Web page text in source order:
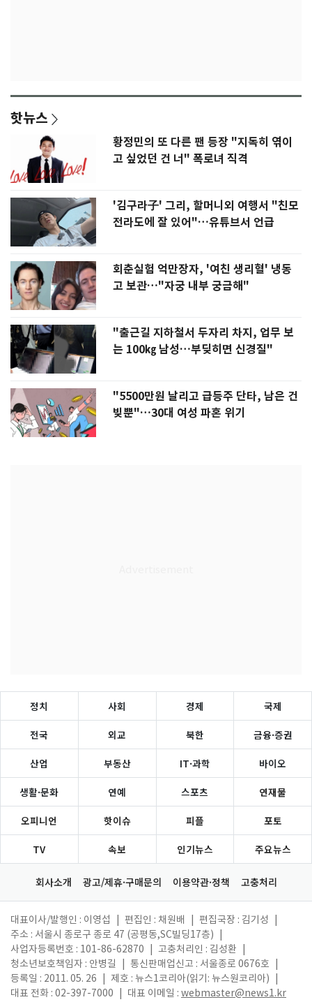
핫뉴스
황정민의 또 다른 팬 등장 "지독히 엮이
고 싶었던 건 너" 폭로녀 직격
'김구라子' 그리, 할머니외 여행서 "친모
전라도에 잘 있어"…유튜브서 언급
회춘실험 억만장자, '여친 생리혈' 냉동
고 보관…"자궁 내부 궁금해"
"출근길 지하철서 두자리 차지, 업무 보
는 100㎏ 남성…부딪히면 신경질"
"5500만원 날리고 급등주 단타, 남은 건
빚뿐"…30대 여성 파혼 위기
정치 사회 경제 국제
전국 외교 북한 금융·증권
산업 부동산 IT·과학 바이오
생활·문화 연예 스포츠 연재물
오피니언 핫이슈 피플 포토
TV 속보 인기뉴스 주요뉴스
회사소개 광고/제휴·구매문의 이용약관·정책 고충처리
대표이사/발행인 : 이영섭 편집인 : 채원배 편집국장 : 김기성
주소 : 서울시 종로구 종로 47 (공평동,SC빌딩17층)
사업자등록번호 : 101-86-62870
고충처리인 : 김성환
청소년보호책임자 : 안병길
통신판매업신고 : 서울종로 0676호
등록일 : 2011. 05. 26
제호 : 뉴스1코리아(읽기: 뉴스원코리아)
대표 전화 : 02-397-7000
대표 이메일 : webmaster@news1.kr